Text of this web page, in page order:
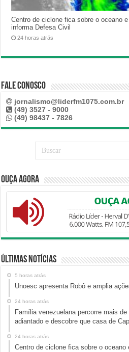
Centro de ciclone fica sobre o oceano
informa Defesa Civil
24 horas atrás
Fale Conosco
jornalismo@liderfm1075.com.br
(49) 3527 - 9000
(49) 98437 - 7826
Ouça Agora
Últimas Notícias
5 horas atrás
Unoesc apresenta Robô e amplia
24 horas atrás
Família venezuelana percorre mais de
adiantado e descobre que casa de
24 horas atrás
Centro de ciclone fica sobre o oceano